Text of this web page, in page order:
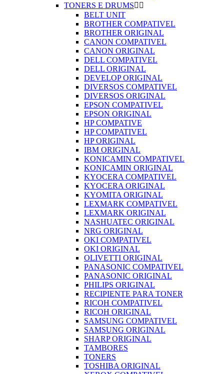
TONERS E DRUMS 
BELT UNIT
BROTHER COMPATIVEL
BROTHER ORIGINAL
CANON COMPATIVEL
CANON ORIGINAL
DELL COMPATIVEL
DELL ORIGINAL
DEVELOP ORIGINAL
DIVERSOS COMPATIVEL
DIVERSOS ORIGINAL
EPSON COMPATIVEL
EPSON ORIGINAL
HP COMPATIVE
HP COMPATIVEL
HP ORIGINAL
IBM ORIGINAL
KONICAMIN COMPATIVEL
KONICAMIN ORIGINAL
KYOCERA COMPATIVEL
KYOCERA ORIGINAL
KYOMITA ORIGINAL
LEXMARK COMPATIVEL
LEXMARK ORIGINAL
NASHUATEC ORIGINAL
NRG ORIGINAL
OKI COMPATIVEL
OKI ORIGINAL
OLIVETTI ORIGINAL
PANASONIC COMPATIVEL
PANASONIC ORIGINAL
PHILIPS ORIGINAL
RECIPIENTE PARA TONER
RICOH COMPATIVEL
RICOH ORIGINAL
SAMSUNG COMPATIVEL
SAMSUNG ORIGINAL
SHARP ORIGINAL
TAMBORES
TONERS
TOSHIBA ORIGINAL